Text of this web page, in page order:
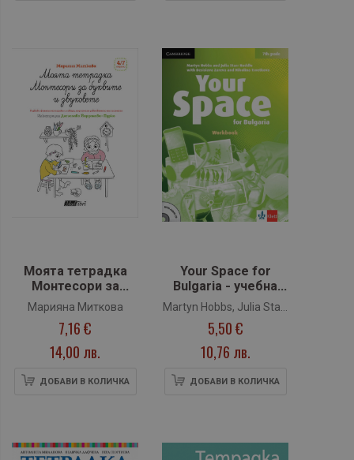
Моята тетрадка
Монтесори за
буквите и
звуковете
Марияна Миткова
7,16 €
14,00 лв.
ДОБАВИ В КОЛИЧКА
Your Space for
Bulgaria - учебна
тетрадка по
английски език за 7.
клас (Клет)
Martyn Hobbs, Julia Starr
Keddle, Desislava Zareva,
Nikolina Tsvetkova
5,50 €
10,76 лв.
ДОБАВИ В КОЛИЧКА